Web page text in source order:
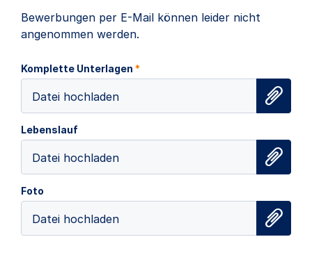
Bewerbungen per E-Mail können leider nicht
angenommen werden.
Komplette Unterlagen *
Datei hochladen
Lebenslauf
Datei hochladen
Foto
Datei hochladen